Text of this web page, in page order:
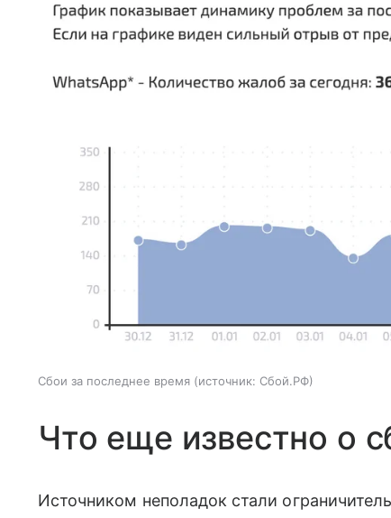
Сбои за последнее время источник: Сбой.РФ
Что еще известно о
Источником неполадок стали